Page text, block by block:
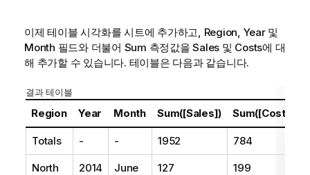
이제 테이블 시각화를 시트에 추가하고, Region Year및
Month 필드와 더불어 Sum 측정값을 Sales 및 Costs에 대
해 추가할 수 있습니다. 테이블은 다음과 같습니다.
결과 테이블
Region Year Month Sum([Sales]) Sum([Costs])
Totals - - 1952 784
North 2014 June 127 199